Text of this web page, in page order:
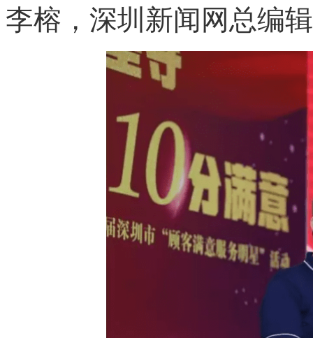
李榕，深圳新闻网总编